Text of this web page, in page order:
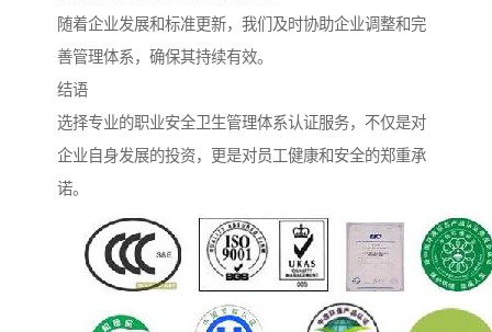
随着企业发展和标准更新，我们及时协助企业调整和完
善管理体系，确保其持续有效。
结语
选择专业的职业安全卫生管理体系认证服务，不仅是对
企业自身发展的投资，更是对员工健康和安全的郑重承
诺。